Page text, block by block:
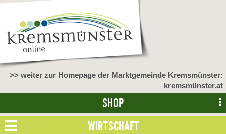
>> weiter zur Homepage der Marktgemeinde Kremsmünster:
kremsmünster.at
SHOP
WIRTSCHAFT